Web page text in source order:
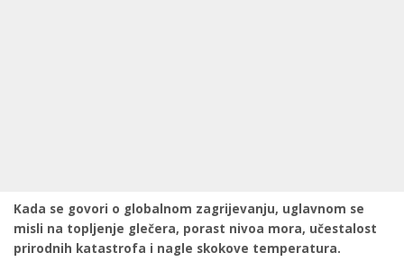
Kada se govori o globalnom zagrijevanju, uglavnom se
misli na topljenje glečera, porast nivoa mora, učestalost
prirodnih katastrofa i nagle skokove temperatura.